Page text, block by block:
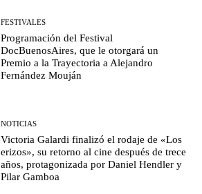
FESTIVALES
Programación del Festival
DocBuenosAires, que le otorgará un
Premio a la Trayectoria a Alejandro
Fernández Mouján
NOTICIAS
Victoria Galardi finalizó el rodaje de «Los
erizos», su retorno al cine después de trece
años, protagonizada por Daniel Hendler y
Pilar Gamboa